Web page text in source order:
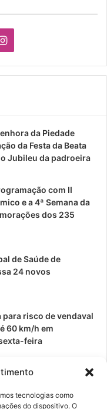
tecnologias como
do dispositivo. O
I
n
a
g
a
da Piedade
da Festa da Beata
Jubileu da padroeira
com II
e a 4ª Semana da
dos 235
de Saúde de
24 novos
para risco de vendaval
60 km/h em
feira
nota do IDEB no